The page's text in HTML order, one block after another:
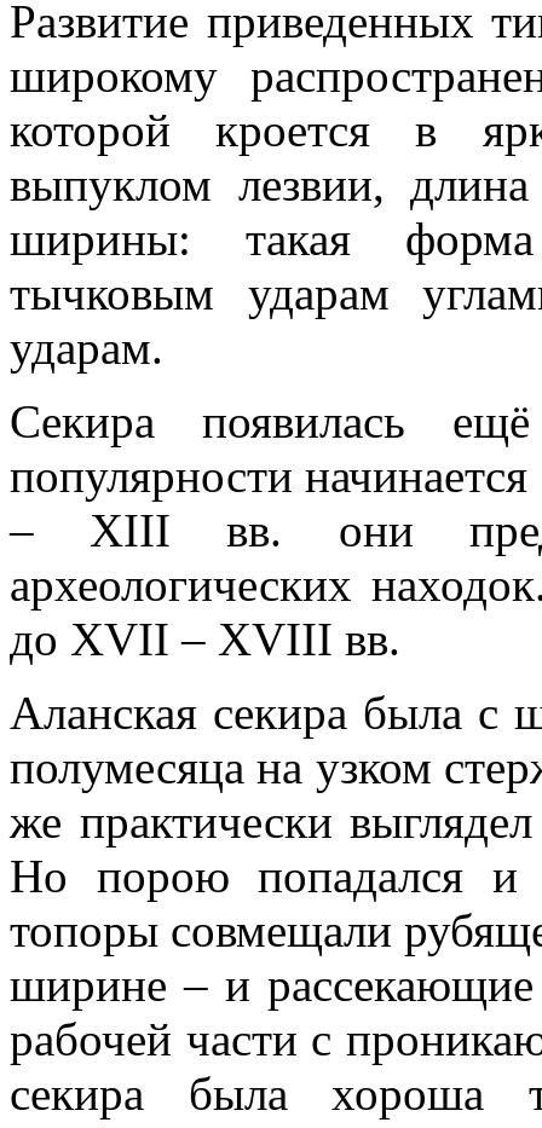
Развитие приведенных
широкому
которой кроется в
выпуклом лезвии,
ширины: такая
тычковым ударам
ударам.
Секира появилась
популярности
– XIII вв. они
археологических
до XVII – XVIII вв.
Аланская секира была с
полумесяца на узком
же практически
Но порою попадался и
топоры совмещали
ширине – и рассекающие
рабочей части с
секира была хороша